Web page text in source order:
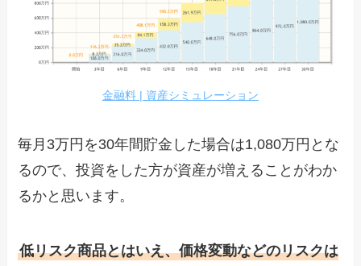
金融料 | 資産シミュレーション
毎月3万円を30年間貯金した場合は1,080万円とな
るので、投資をした方が資産が増えることがわか
るかと思います。
低リスク商品とはいえ、価格変動などのリスクは